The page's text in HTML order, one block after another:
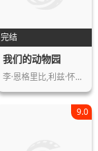
完结
我们的动物园
李·恩格里比,利兹·怀特,斯蒂芬·坎贝…
9.0